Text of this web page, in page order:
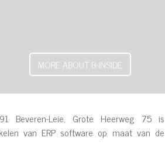
MORE ABOUT B-INSIDE
Beveren-Leie, Grote Heerweg 75 is
van ERP software op maat van de